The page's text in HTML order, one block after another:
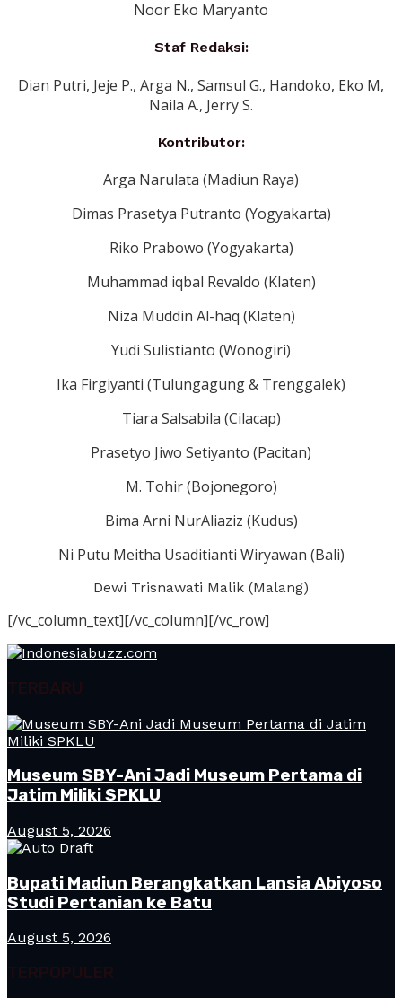
Noor Eko Maryanto
Staf Redaksi:
Dian Putri, Jeje P., Arga N., Samsul G., Handoko, Eko M,
Naila A., Jerry S.
Kontributor:
Arga Narulata (Madiun Raya)
Dimas Prasetya Putranto (Yogyakarta)
Riko Prabowo (Yogyakarta)
Muhammad iqbal Revaldo (Klaten)
Niza Muddin Al-haq (Klaten)
Yudi Sulistianto (Wonogiri)
Ika Firgiyanti (Tulungagung & Trenggalek)
Tiara Salsabila (Cilacap)
Prasetyo Jiwo Setiyanto (Pacitan)
M. Tohir (Bojonegoro)
Bima Arni NurAliaziz (Kudus)
Ni Putu Meitha Usaditianti Wiryawan (Bali)
Dewi Trisnawati Malik (Malang)
[/vc_column_text][/vc_column][/vc_row]
TERBARU
Museum SBY-Ani Jadi Museum Pertama di
Jatim Miliki SPKLU
August 5, 2026
Bupati Madiun Berangkatkan Lansia Abiyoso
Studi Pertanian ke Batu
August 5, 2026
TERPOPULER